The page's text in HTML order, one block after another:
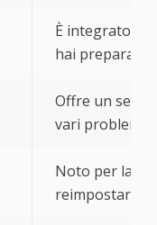
È integrato in
hai preparato
Offre un set
vari problemi
Noto per la
reimpostare